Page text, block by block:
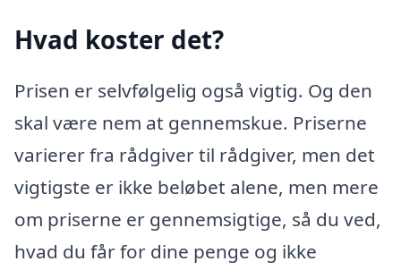
Hvad koster det?
Prisen er selvfølgelig også vigtig. Og den
skal være nem at gennemskue. Priserne
varierer fra rådgiver til rådgiver, men det
vigtigste er ikke beløbet alene, men mere
om priserne er gennemsigtige, så du ved,
hvad du får for dine penge og ikke